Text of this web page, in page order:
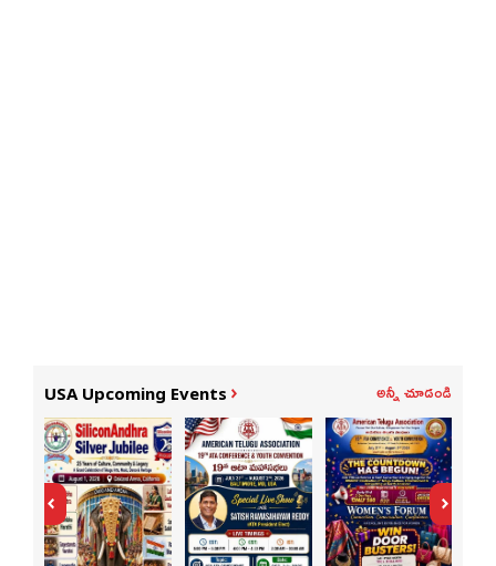
USA Upcoming Events అన్నీ చూడండి